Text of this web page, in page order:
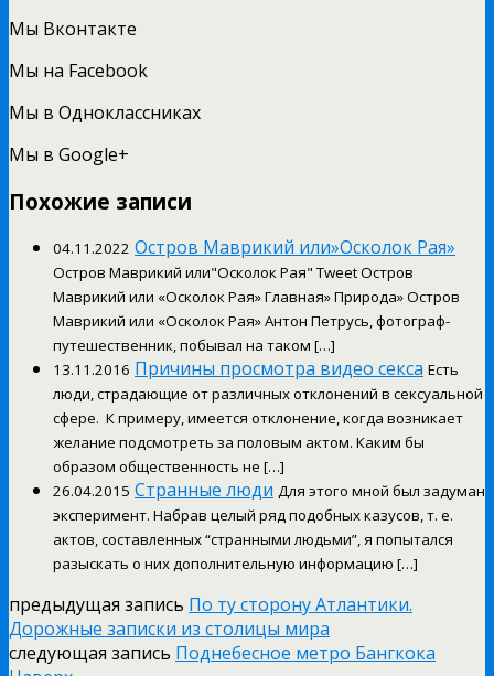
Мы Вконтакте
Мы на Facebook
Мы в Одноклассниках
Мы в Google+
Похожие записи
04.11.2022 Остров Маврикий или»Осколок Рая»
Остров Маврикий или"Осколок Рая" Tweet Остров
Маврикий или «Осколок Рая» Главная» Природа» Остров
Маврикий или «Осколок Рая» Антон Петрусь, фотограф-
путешественник, побывал на таком […]
13.11.2016 Причины просмотра видео секса Есть
люди, страдающие от различных отклонений в сексуальной
сфере. К примеру, имеется отклонение, когда возникает
желание подсмотреть за половым актом. Каким бы
образом общественность не […]
26.04.2015 Странные люди Для этого мной был задуман
эксперимент. Набрав целый ряд подобных казусов, т. е.
актов, составленных “странными людьми”, я попытался
разыскать о них дополнительную информацию […]
предыдущая запись По ту сторону Атлантики.
Дорожные записки из столицы мира
следующая запись Поднебесное метро Бангкока